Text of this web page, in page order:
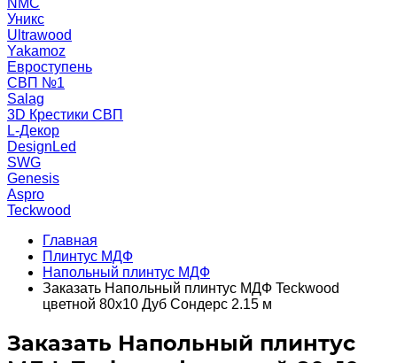
NMC
Уникс
Ultrawood
Yakamoz
Евроступень
СВП №1
Salag
3D Крестики СВП
L-Декор
DesignLed
SWG
Genesis
Aspro
Teckwood
Главная
Плинтус МДФ
Напольный плинтус МДФ
Заказать Напольный плинтус МДФ Teckwood
цветной 80х10 Дуб Сондерс 2.15 м
Заказать Напольный плинтус